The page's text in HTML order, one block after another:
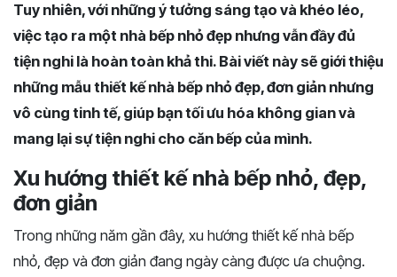
Tuy nhiên, với những ý tưởng sáng tạo và khéo léo,
việc tạo ra một nhà bếp nhỏ đẹp nhưng vẫn đầy đủ
tiện nghi là hoàn toàn khả thi. Bài viết này sẽ giới thiệu
những mẫu thiết kế nhà bếp nhỏ đẹp, đơn giản nhưng
vô cùng tinh tế, giúp bạn tối ưu hóa không gian và
mang lại sự tiện nghi cho căn bếp của mình.
Xu hướng thiết kế nhà bếp nhỏ, đẹp,
đơn giản
Trong những năm gần đây, xu hướng thiết kế nhà bếp
nhỏ, đẹp và đơn giản đang ngày càng được ưa chuộng.